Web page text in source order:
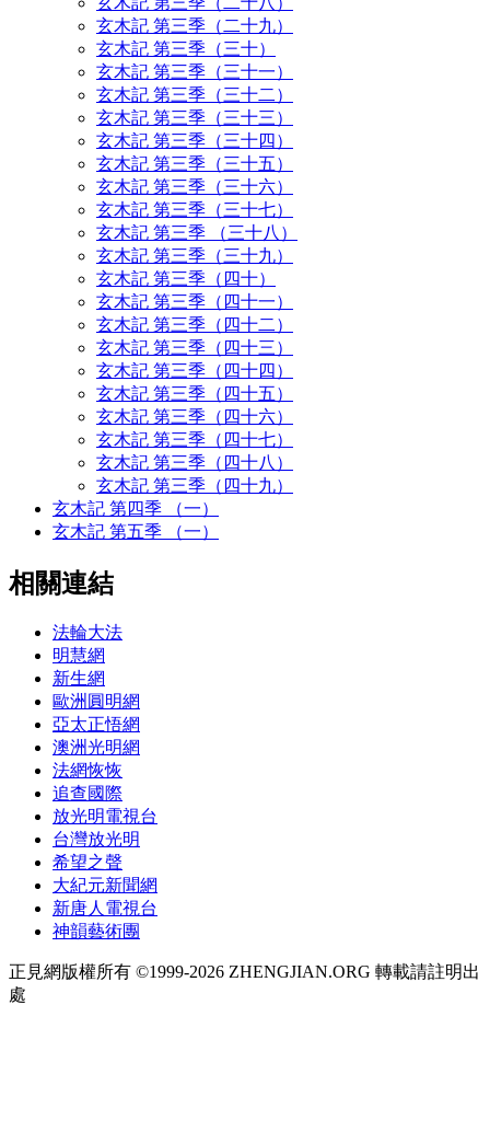
玄木記 第三季（二十九）
玄木記 第三季（三十）
玄木記 第三季（三十一）
玄木記 第三季（三十二）
玄木記 第三季（三十三）
玄木記 第三季（三十四）
玄木記 第三季（三十五）
玄木記 第三季（三十六）
玄木記 第三季（三十七）
玄木記 第三季 （三十八）
玄木記 第三季（三十九）
玄木記 第三季（四十）
玄木記 第三季（四十一）
玄木記 第三季（四十二）
玄木記 第三季（四十三）
玄木記 第三季（四十四）
玄木記 第三季（四十五）
玄木記 第三季（四十六）
玄木記 第三季（四十七）
玄木記 第三季（四十八）
玄木記 第三季（四十九）
玄木記 第四季 （一）
玄木記 第五季 （一）
相關連結
法輪大法
明慧網
新生網
歐洲圓明網
亞太正悟網
澳洲光明網
法網恢恢
追查國際
放光明電視台
台灣放光明
希望之聲
大紀元新聞網
新唐人電視台
神韻藝術團
正見網版權所有 ©1999-2026 ZHENGJIAN.ORG 轉載請註明出
處